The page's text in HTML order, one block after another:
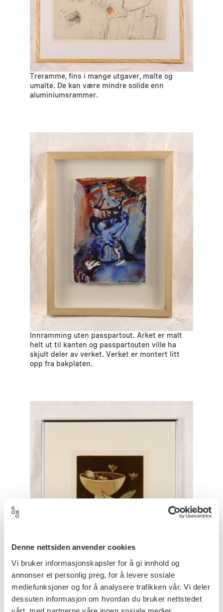
Denne nettsiden anvender cookies
Vi bruker informasjonskapsler for å gi innhold og
annonser et personlig preg, for å levere sosiale
mediefunksjoner og for å analysere trafikken vår. Vi deler
dessuten informasjon om hvordan du bruker nettstedet
Treramme, fins i mange utgaver, malte og
umalte. De kan være mindre solide enn
aluminiumsrammer.
Innramming uten passpartout. Arket er malt
helt ut til kanten og passpartouten ville ha
skjult deler av verket. Verket er montert litt
opp fra bakplaten.
Aluminiumsramme, også kalt «Jensenramme»,